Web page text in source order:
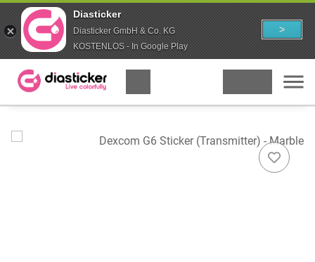
Diasticker
Diasticker GmbH & Co. KG
KOSTENLOS - In Google Play
>